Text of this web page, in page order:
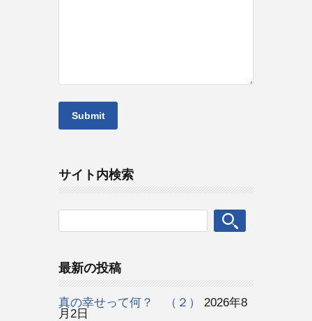
サイト内検索
最新の投稿
真の幸せって何？ （２）
2026年8
月2日